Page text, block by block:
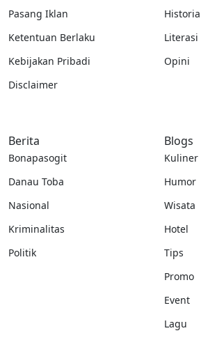
Pasang Iklan
Ketentuan Berlaku
Kebijakan Pribadi
Disclaimer
Historia
Literasi
Opini
Berita
Bonapasogit
Danau Toba
Nasional
Kriminalitas
Politik
Blogs
Kuliner
Humor
Wisata
Hotel
Tips
Promo
Event
Lagu